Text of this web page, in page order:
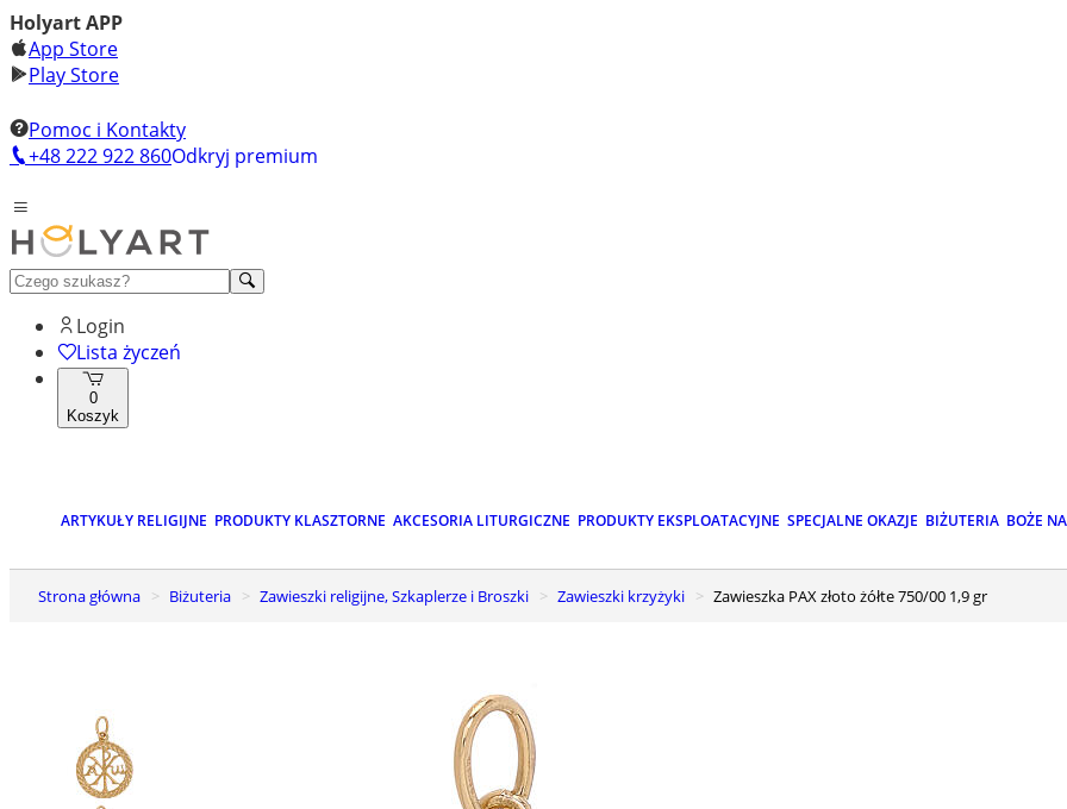
Holyart APP
App Store
Play Store
Pomoc i Kontakty
+48 222 922 860Odkryj premium
Login
Lista życzeń
0
Koszyk
ARTYKUŁY RELIGIJNE PRODUKTY KLASZTORNE AKCESORIA LITURGICZNE PRODUKTY EKSPLOATACYJNE SPECJALNE OKAZJE BIŻUTERIA BOŻE
Strona główna Biżuteria Zawieszki religijne, Szkaplerze i Broszki Zawieszki krzyżyki Zawieszka PAX złoto żółte 750/00 1,9 gr